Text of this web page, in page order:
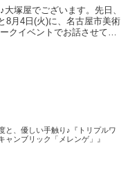
大塚屋でございます。先日、
8月4日(火)に、名古屋市美術
クイベントでお話させてい
と、優しい手触り♪『トリプルワ
ャンブリック「メレンゲ」』